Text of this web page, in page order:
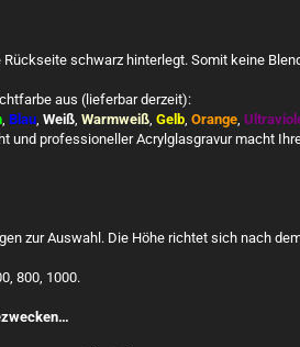
schwarz hinterlegt. Somit keine
aus (lieferbar derzeit):
, Blau, Weiß, Warmweiß, Gelb, Orange,
und professioneller Acrylglasgravur macht
zur Auswahl. Die Höhe richtet sich nach
800, 1000.